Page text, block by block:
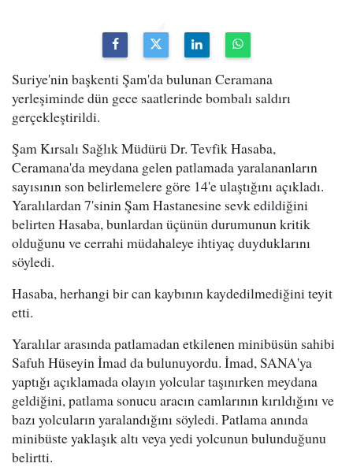
Suriye'nin başkenti Şam'da bulunan Ceramana
yerleşiminde dün gece saatlerinde bombalı saldırı
gerçekleştirildi.
Şam Kırsalı Sağlık Müdürü Dr. Tevfik Hasaba,
Ceramana'da meydana gelen patlamada yaralananların
sayısının son belirlemelere göre 14'e ulaştığını açıkladı.
Yaralılardan 7'sinin Şam Hastanesine sevk edildiğini
belirten Hasaba, bunlardan üçünün durumunun kritik
olduğunu ve cerrahi müdahaleye ihtiyaç duyduklarını
söyledi.
Hasaba, herhangi bir can kaybının kaydedilmediğini teyit
etti.
Yaralılar arasında patlamadan etkilenen minibüsün sahibi
Safuh Hüseyin İmad da bulunuyordu. İmad, SANA'ya
yaptığı açıklamada olayın yolcular taşınırken meydana
geldiğini, patlama sonucu aracın camlarının kırıldığını ve
bazı yolcuların yaralandığını söyledi. Patlama anında
minibüste yaklaşık altı veya yedi yolcunun bulunduğunu
belirtti.